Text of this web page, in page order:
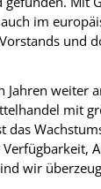
im
und
Jahren weiter
mit
das
wir